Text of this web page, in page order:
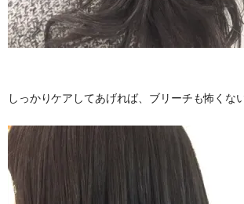
しっかりケアしてあげれば、ブリーチも怖くな